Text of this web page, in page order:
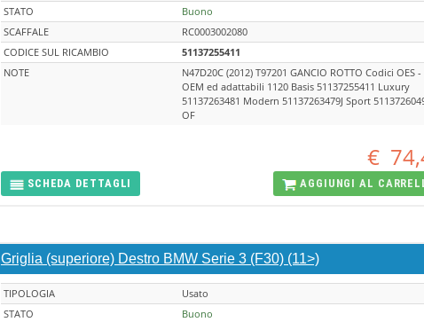
STATO
Buono
SCAFFALE
RC0003002080
CODICE SUL RICAMBIO
51137255411
NOTE
N47D20C (2012) T97201 GANCIO ROTTO Codici OES -
OEM ed adattabili 1120 Basis 51137255411 Luxury
51137263481 Modern 51137263479J Sport
OF
€
SCHEDA DETTAGLI AGGIUNGI AL
Griglia (superiore) Destro BMW Serie 3 (F30) (11>)
TIPOLOGIA
Usato
STATO
Buono